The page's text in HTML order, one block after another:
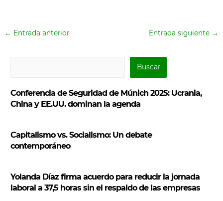
← Entrada anterior Entrada siguiente →
s
c
r
Buscar
Conferencia de Seguridad de Múnich 2025: Ucrania,
China y EE.UU. dominan la agenda
Capitalismo vs. Socialismo: Un debate
contemporáneo
Yolanda Díaz firma acuerdo para reducir la jornada
laboral a 37,5 horas sin el respaldo de las empresas